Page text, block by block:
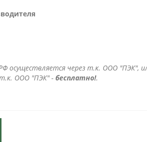
осуществляется через т.к. ООО "ПЭК",
ООО "ПЭК" - бесплатно!.